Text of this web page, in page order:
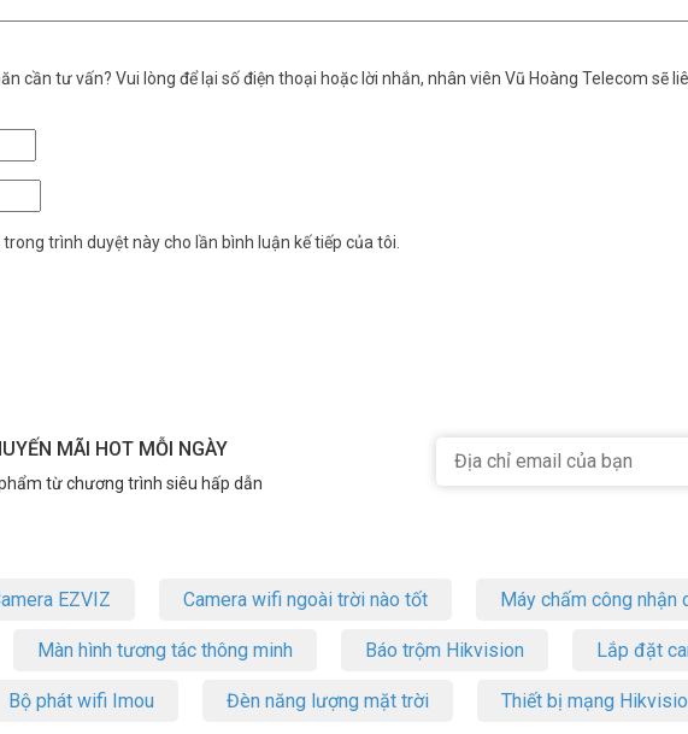
cần tư vấn? Vui lòng để lại số điện thoại hoặc lời nhắn, nhân viên Vũ Hoàng Telecom sẽ
trình duyệt này cho lần bình luận kế tiếp của tôi.
MÃI HOT MỖI NGÀY
từ chương trình siêu hấp dẫn
EZVIZ Camera wifi ngoài trời nào tốt Máy chấm công nhận
Màn hình tương tác thông minh Báo trộm Hikvision Lắp đặt
Bộ phát wifi Imou Đèn năng lượng mặt trời Thiết bị mạng